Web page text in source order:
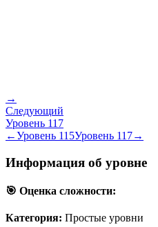
→
Следующий
Уровень 117
←Уровень 115Уровень 117→
Информация об уровне
🎯 Оценка сложности:
Категория: Простые уровни